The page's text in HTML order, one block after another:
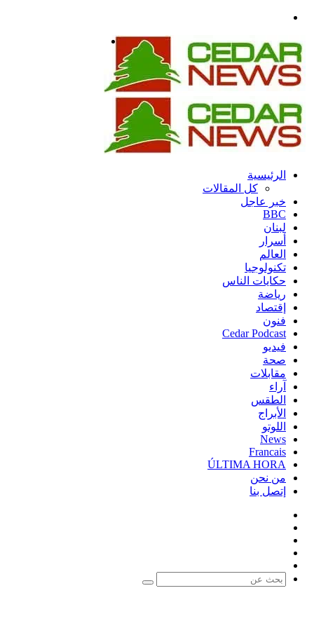
الرئيسية
كل المقالات
خبر عاجل
BBC
لبنان
أسرار
العالم
تكنولوجيا
حكايات الناس
رياضة
إقتصاد
فنون
Cedar Podcast
فيديو
صحة
مقابلات
آراء
الطقس
الأبراج
اللوتو
News
Francais
ÚLTIMA HORA
من نحن
إتصل بنا
بحث